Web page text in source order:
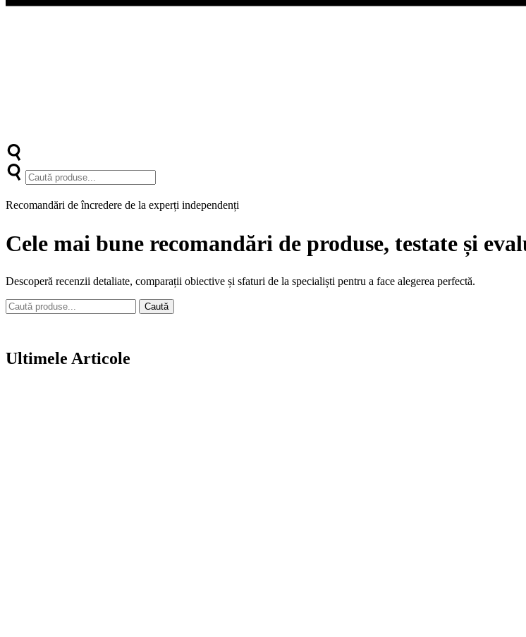
Recomandări de încredere de la experți independenți
Cele mai bune recomandări de produse, testate și
Descoperă recenzii detaliate, comparații obiective și sfaturi de la specialiști pentru a face alegerea perfectă.
Caută
Ultimele Articole